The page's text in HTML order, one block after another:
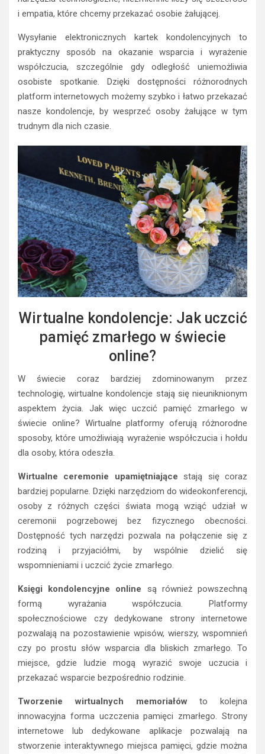
i empatia, które chcemy przekazać osobie żałującej.
Wysyłanie elektronicznych kartek kondolencyjnych to
praktyczny sposób na okazanie wsparcia i wyrażenie
współczucia, szczególnie gdy odległość uniemożliwia
osobiste spotkanie. Dzięki dostępności różnorodnych
platform internetowych możemy szybko i łatwo przekazać
nasze kondolencje, by wesprzeć osoby żałujące w tym
trudnym dla nich czasie.
Wirtualne kondolencje: Jak uczcić
pamięć zmarłego w świecie
online?
W świecie coraz bardziej zdominowanym przez
technologię, wirtualne kondolencje stają się nieuniknionym
aspektem życia. Jak więc uczcić pamięć zmarłego w
świecie online? Wirtualne platformy oferują różnorodne
sposoby, które umożliwiają wyrażenie współczucia i hołdu
dla osoby, która odeszła.
Wirtualne ceremonie upamiętniające stają się coraz
bardziej popularne. Dzięki narzędziom do wideokonferencji,
osoby z różnych części świata mogą wziąć udział w
ceremonii pogrzebowej bez fizycznego obecności.
Dostępność tych narzędzi pozwala na połączenie się z
rodziną i przyjaciółmi, by wspólnie dzielić się
wspomnieniami i uczcić życie zmarłego.
Księgi kondolencyjne online są również powszechną
formą wyrażania współczucia. Platformy
społecznościowe czy dedykowane strony internetowe
pozwalają na pozostawienie wpisów, wierszy, wspomnień
czy po prostu słów wsparcia dla bliskich zmarłego. To
miejsce, gdzie ludzie mogą wyrazić swoje uczucia i
przekazać wsparcie bezpośrednio rodzinie.
Tworzenie wirtualnych memoriałówto kolejna
innowacyjna forma uczczenia pamięci zmarłego. Strony
internetowe lub dedykowane aplikacje pozwalają na
stworzenie interaktywnego miejsca pamięci, gdzie można